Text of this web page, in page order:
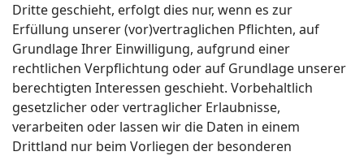
Dritte geschieht, erfolgt dies nur, wenn es zur
Erfüllung unserer (vor)vertraglichen Pflichten, auf
Grundlage Ihrer Einwilligung, aufgrund einer
rechtlichen Verpflichtung oder auf Grundlage unserer
berechtigten Interessen geschieht. Vorbehaltlich
gesetzlicher oder vertraglicher Erlaubnisse,
verarbeiten oder lassen wir die Daten in einem
Drittland nur beim Vorliegen der besonderen